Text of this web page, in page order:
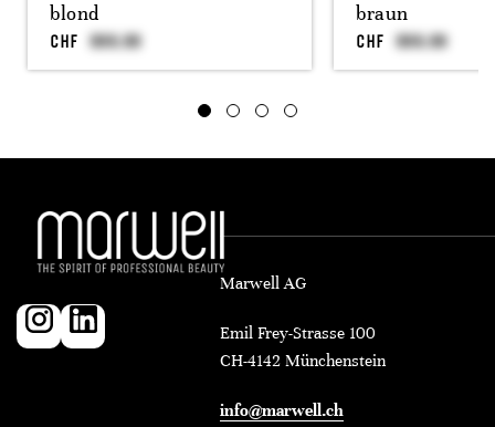
blond
CHF
braun
CHF
Marwell AG
Emil Frey-Strasse 100
CH-4142 Münchenstein
info@marwell.ch